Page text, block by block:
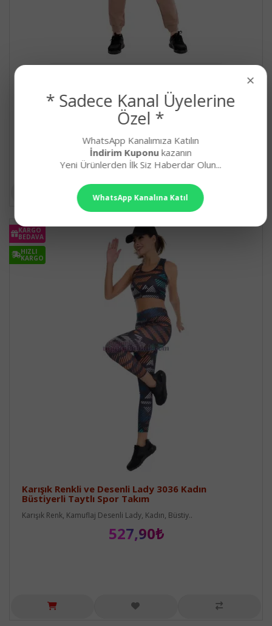
Kahverengi Renk, Pamuklu İki İplik Uzun Kollu ve Cepli ..
899,90₺
KARGO
BEDAVA
HIZLI
KARGO
Karışık Renkli ve Desenli Lady 3036 Kadın
Büstiyerli Taytlı Spor Takım
Karışık Renk, Kamuflaj Desenli Lady, Kadın, Büstiy..
527,90₺
×
* Sadece Kanal Üyelerine
Özel *
WhatsApp Kanalımıza Katılın
İndirim Kuponukazanın
Yeni Ürünlerden İlk Siz Haberdar Olun...
WhatsApp Kanalına Katıl